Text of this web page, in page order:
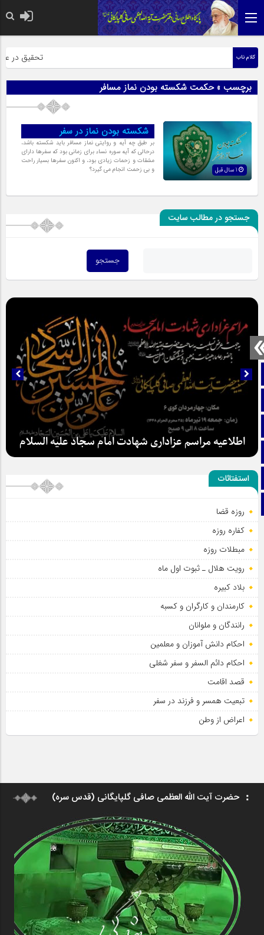
صفحه نخست
آپارات
اینستاگرام
کلام ناب تحقیق در
برچسب » حکمت شکسته بودن نماز مسافر
شکسته بودن نماز در سفر
بر طبق چه آیه و روایتی نماز مسافر باید شکسته باشد،
درحالی که آیه سوره نساء برای زمانی بود که سفرها دارای
مشقات و زحمات زیادی بود، و اکنون سفرها بسیار راحت
و بی زحمت انجام می گیرد؟
جستجو در مطالب سایت
اطلاعیه مراسم عزاداری شهادت امام سجاد علیه السلام
استفتائات
روزه قضا
کفاره روزه
مبطلات روزه
رویت هلال ـ ثبوت اول ماه
بلاد کبیره
کارمندان و کارگران و کسبه
رانندگان و ملوانان
احکام دانش آموزان و معلمین
احکام دائم السفر و سفر شغلی
قصد اقامت
تبعیت همسر و فرزند در سفر
اعراض از وطن
حضرت آیت الله العظمی صافی گلپایگانی (قدس سره)